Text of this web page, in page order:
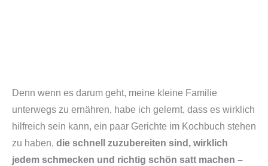
Denn wenn es darum geht, meine kleine Familie
unterwegs zu ernähren, habe ich gelernt, dass es wirklich
hilfreich sein kann, ein paar Gerichte im Kochbuch stehen
zu haben, die schnell zuzubereiten sind, wirklich
jedem schmecken und richtig schön satt machen –